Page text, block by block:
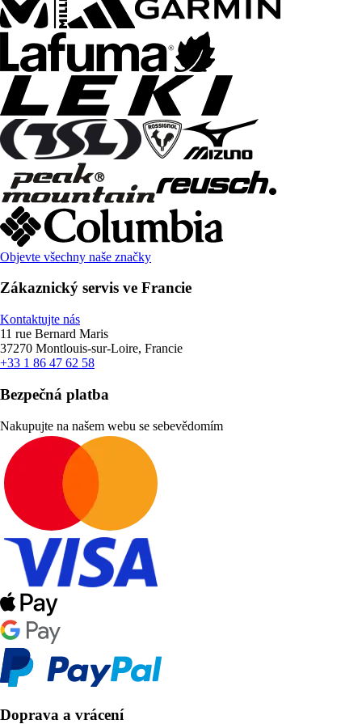
Objevte všechny naše značky
Zákaznický servis ve Francie
Kontaktujte nás
11 rue Bernard Maris
37270 Montlouis-sur-Loire, Francie
+33 1 86 47 62 58
Bezpečná platba
Nakupujte na našem webu se sebevědomím
Doprava a vrácení